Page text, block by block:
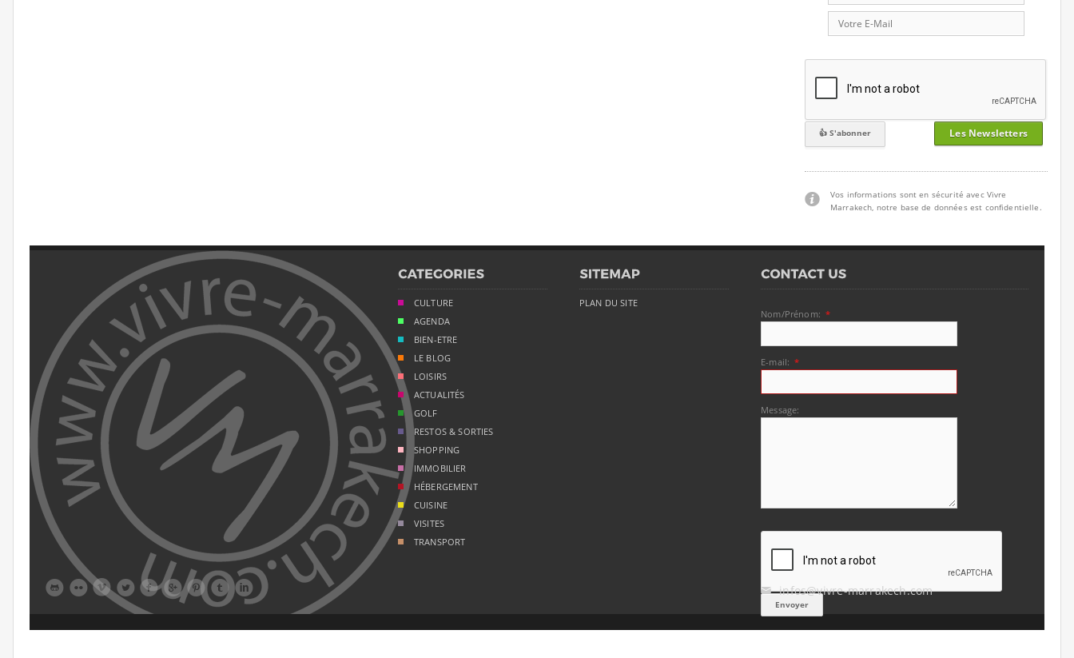
Les Newsletters
Vos informations sont en sécurité avec Vivre
Marrakech, notre base de données est confidentielle.
        
CULTURE
AGENDA
BIEN-ETRE
LE BLOG
LOISIRS
ACTUALITÉS
GOLF
RESTOS & SORTIES
SHOPPING
IMMOBILIER
HÉBERGEMENT
CUISINE
VISITES
TRANSPORT
PLAN DU SITE
Nom/Prénom: *
E-mail: *
Message:
✉ infos@vivre-marrakech.com